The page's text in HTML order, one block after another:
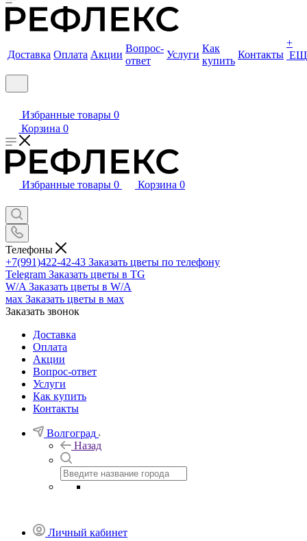
Доставка Оплата Акции
Вопрос-
ответ
Услуги
Как
купить
Контакты
+
Избранные товары 0
Корзина 0
Избранные товары 0 Корзина 0
Телефоны
+7(991)422-42-43 Заказать цветы по телефону
Telegram Заказать цветы в TG
W/A Заказать цветы в W/A
мах Заказать цветы в мах
Заказать звонок
Доставка
Оплата
Акции
Вопрос-ответ
Услуги
Как купить
Контакты
Волгоград
Назад
Личный кабинет